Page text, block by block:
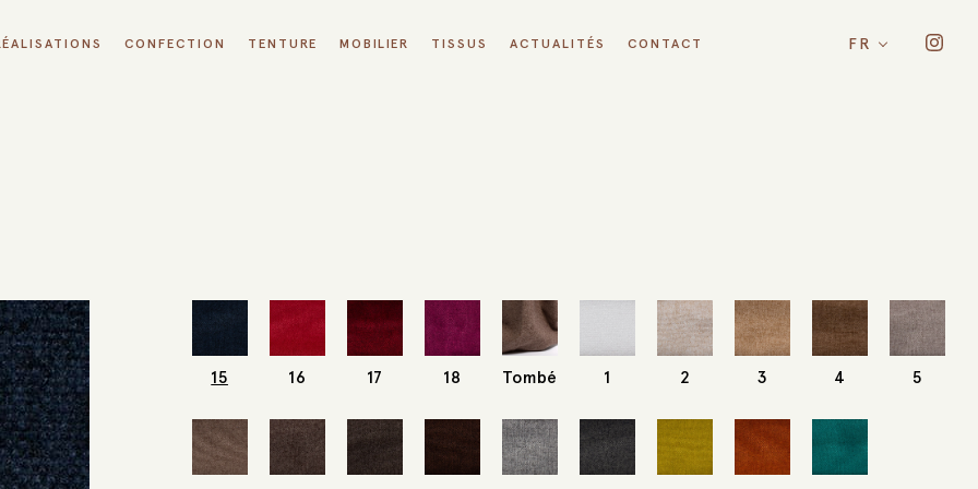
CONFECTION TENTURE MOBILIER TISSUS ACTUALITÉS CONTACT FR
15 16 17 18 Tombé 1 2 3 4 5